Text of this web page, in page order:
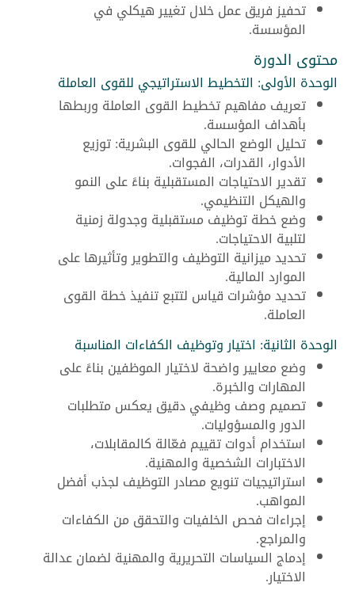
تحفيز فريق عمل خلال تغيير هيكلي في
المؤسسة.
محتوى الدورة
الوحدة الأولى: التخطيط الاستراتيجي للقوى العاملة
تعريف مفاهيم تخطيط القوى العاملة وربطها
بأهداف المؤسسة.
تحليل الوضع الحالي للقوى البشرية: توزيع
الأدوار، القدرات، الفجوات.
تقدير الاحتياجات المستقبلية بناءً على النمو
والهيكل التنظيمي.
وضع خطة توظيف مستقبلية وجدولة زمنية
لتلبية الاحتياجات.
تحديد ميزانية التوظيف والتطوير وتأثيرها على
الموارد المالية.
تحديد مؤشرات قياس لتتبع تنفيذ خطة القوى
العاملة.
الوحدة الثانية: اختيار وتوظيف الكفاءات المناسبة
وضع معايير واضحة لاختيار الموظفين بناءً على
المهارات والخبرة.
تصميم وصف وظيفي دقيق يعكس متطلبات
الدور والمسؤوليات.
استخدام أدوات تقييم فعّالة كالمقابلات،
الاختبارات الشخصية والمهنية.
استراتيجيات تنويع مصادر التوظيف لجذب أفضل
المواهب.
إجراءات فحص الخلفيات والتحقق من الكفاءات
والمراجع.
إدماج السياسات التحريرية والمهنية لضمان عدالة
الاختيار.